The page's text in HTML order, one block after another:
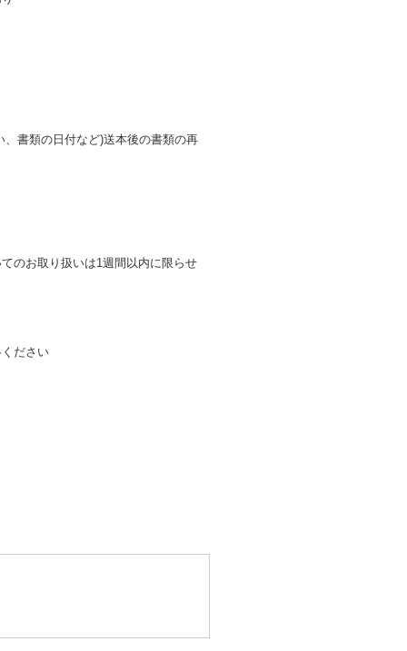
書類の日付など)送本後の書類の再
のお取り扱いは1週間以内に限らせ
ださい